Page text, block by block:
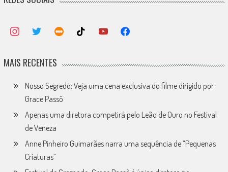
MAIS RECENTES
Nosso Segredo: Veja uma cena exclusiva do filme dirigido por
Grace Passô
Apenas uma diretora competirá pelo Leão de Ouro no Festival
de Veneza
Anne Pinheiro Guimarães narra uma sequência de “Pequenas
Criaturas”